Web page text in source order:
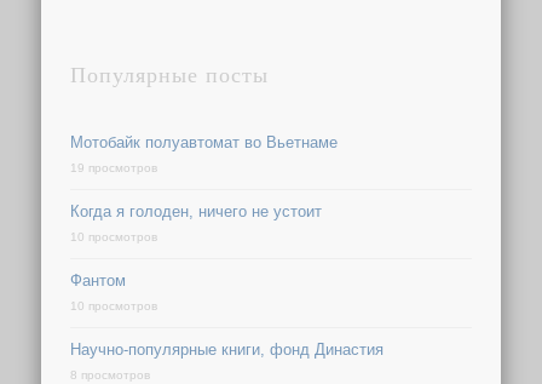
Популярные посты
Мотобайк полуавтомат во Вьетнаме
19 просмотров
Когда я голоден, ничего не устоит
10 просмотров
Фантом
10 просмотров
Научно-популярные книги, фонд Династия
8 просмотров